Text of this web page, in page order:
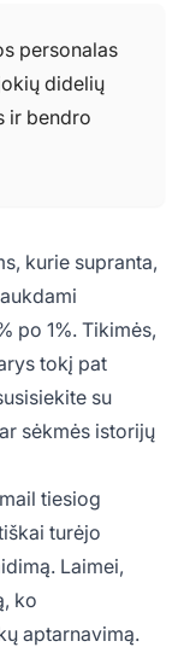
personalas
didelių
ir bendro
kurie supranta,
po 1%. Tikimės,
tokį pat
su
sėkmės istorijų
tiesiog
turėjo
Laimei,
ko
aptarnavimą.